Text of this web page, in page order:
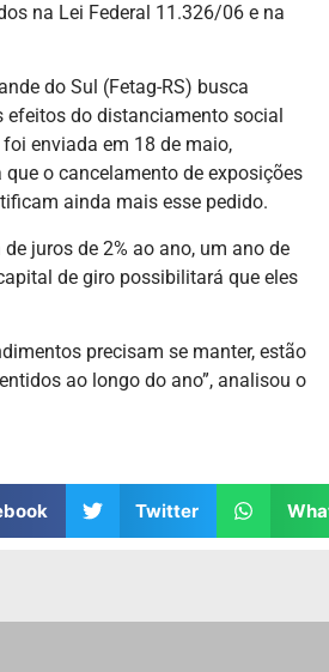
na Lei Federal 11.326/06 e na
do Sul (Fetag-RS) busca
do distanciamento social
enviada em 18 de maio,
o cancelamento de exposições
ainda mais esse pedido.
juros de 2% ao ano, um ano de
de giro possibilitará que eles
precisam se manter, estão
ao longo do ano”, analisou o
Twitter